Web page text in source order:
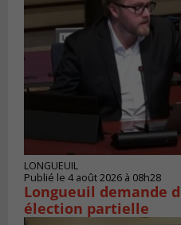
LONGUEUIL
Publié le 4 août 2026 à 08h28
Longueuil demande
élection partielle